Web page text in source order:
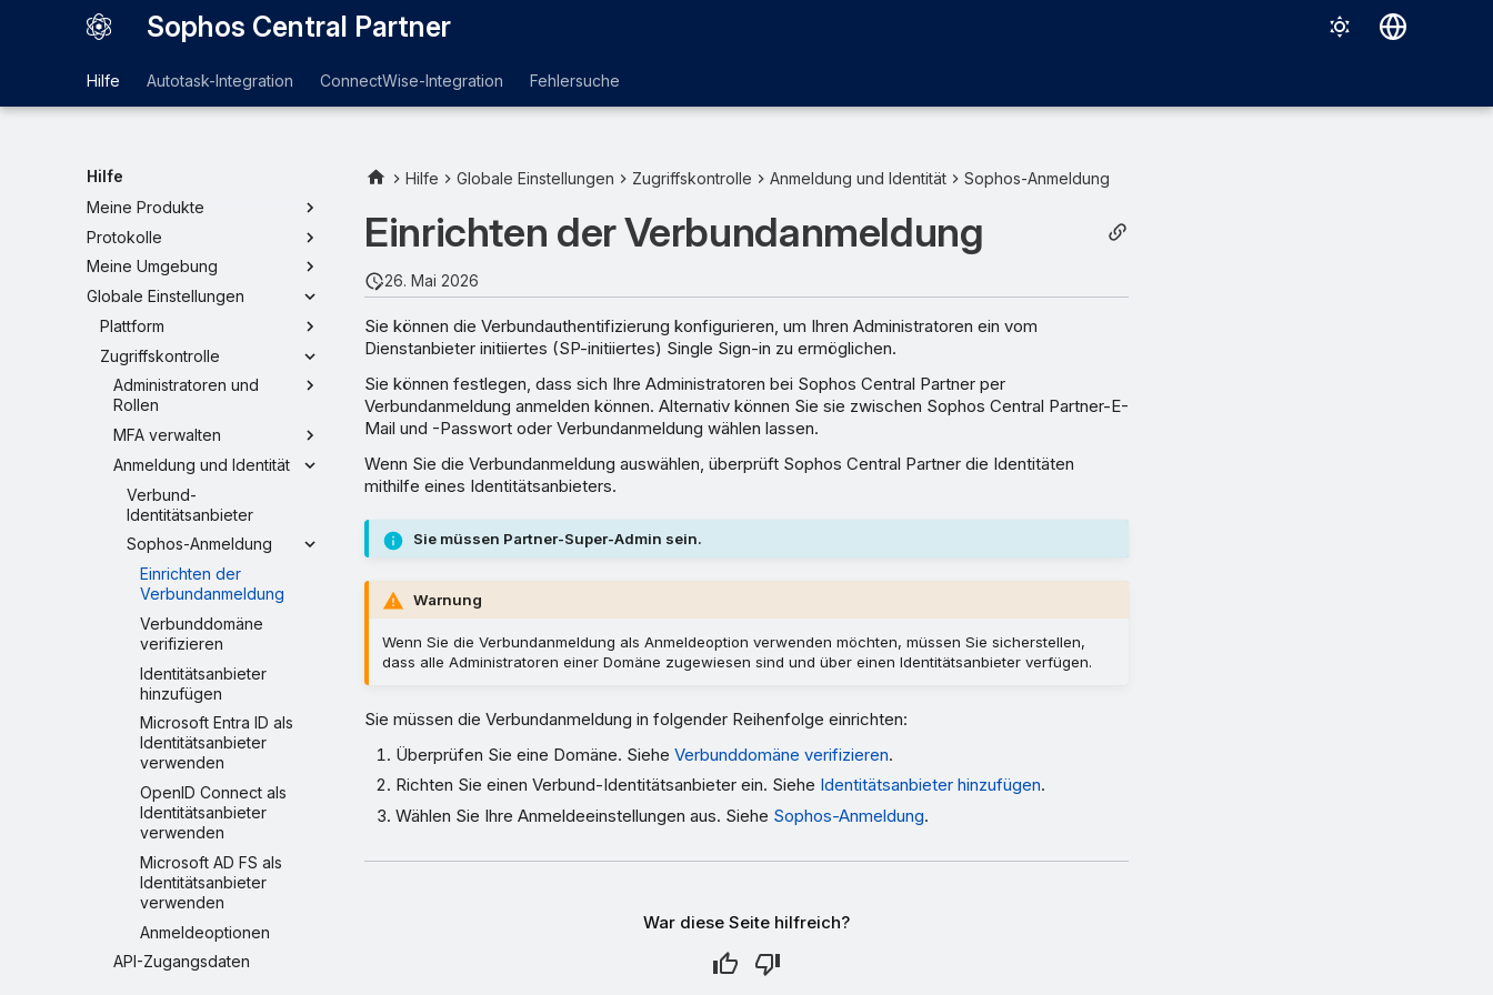
Sophos Central Partner
Hilfe Autotask-Integration ConnectWise-Integration Fehlersuche
Hilfe
Dashboard
Mein Business
Meine Produkte
Protokolle
Meine Umgebung
Globale Einstellungen
Plattform
Zugriffskontrolle
Administratoren und
Rollen
MFA verwalten
Anmeldung und Identität
Verbund-
Identitätsanbieter
Sophos-Anmeldung
Einrichten der
Verbundanmeldung
Verbunddomäne
verifizieren
Identitätsanbieter
hinzufügen
Microsoft Entra ID als
Identitätsanbieter
verwenden
OpenID Connect als
Identitätsanbieter
verwenden
Microsoft AD FS als
Identitätsanbieter
verwenden
Anmeldeoptionen
API-Zugangsdaten
Hilfe Globale Einstellungen Zugriffskontrolle Anmeldung und Identität Sophos-Anmeldung
Einrichten der Verbundanmeldung
26. Mai 2026
Sie können die Verbundauthentifizierung konfigurieren, um Ihren Administratoren ein vom
Dienstanbieter initiiertes (SP-initiiertes) Single Sign-in zu ermöglichen.
Sie können festlegen, dass sich Ihre Administratoren bei Sophos Central Partner per
Verbundanmeldung anmelden können. Alternativ können Sie sie zwischen Sophos Central Partner-E-
Mail und -Passwort oder Verbundanmeldung wählen lassen.
Wenn Sie die Verbundanmeldung auswählen, überprüft Sophos Central Partner die Identitäten
mithilfe eines Identitätsanbieters.
Sie müssen Partner-Super-Admin sein.
Warnung
Wenn Sie die Verbundanmeldung als Anmeldeoption verwenden möchten, müssen Sie sicherstellen,
dass alle Administratoren einer Domäne zugewiesen sind und über einen Identitätsanbieter verfügen.
Sie müssen die Verbundanmeldung in folgender Reihenfolge einrichten:
Überprüfen Sie eine Domäne. SieheVerbunddomäne verifizieren.
Richten Sie einen Verbund-Identitätsanbieter ein. Siehe Identitätsanbieter hinzufügen.
Wählen Sie Ihre Anmeldeeinstellungen aus. Siehe Sophos-Anmeldung.
War diese Seite hilfreich?